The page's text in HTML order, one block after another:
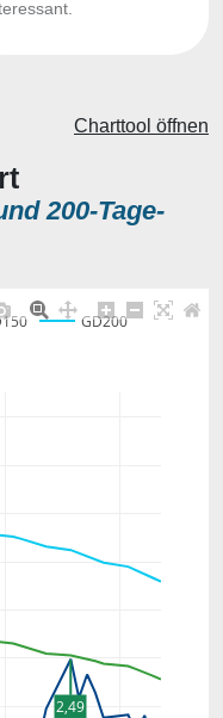
200-Tage-
Charttool öffnen
GD200
2,49